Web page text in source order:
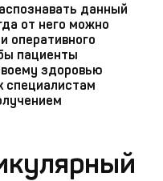
данный
от него можно
оперативного
пациенты
здоровью
специалистам